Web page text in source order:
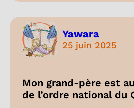
Yawara
25 juin 2025
Mon grand-père est
de l’ordre national du